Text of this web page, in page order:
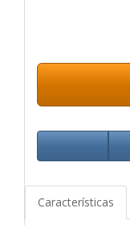
Características